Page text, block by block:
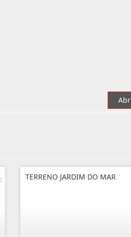
TERRENO JARDIM DO MAR